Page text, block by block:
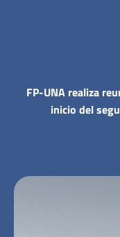
FP-UNA realiza
inicio del